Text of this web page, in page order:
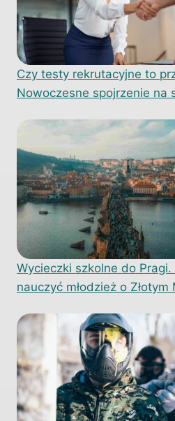
Czy testy rekrutacyjne to
Nowoczesne spojrzenie na
Wycieczki szkolne do
nauczyć młodzież o Złotym